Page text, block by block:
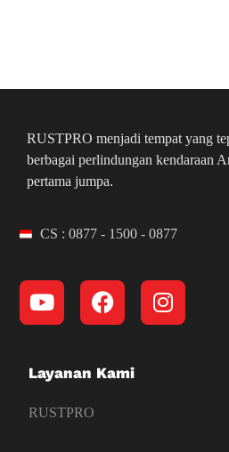
RUSTPRO menjadi tempat yang
berbagai perlindungan kendaraan
pertama jumpa.
CS : 0877 - 1500 - 0877
Layanan Kami
RUSTPRO